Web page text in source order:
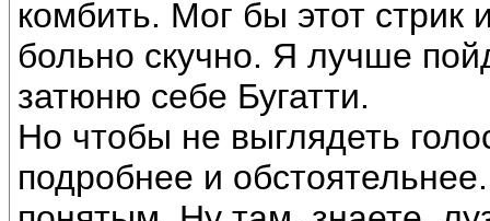
комбить. Мог бы этот стрик
больно скучно. Я лучше
затюню себе Бугатти.
Но чтобы не выглядеть
подробнее и